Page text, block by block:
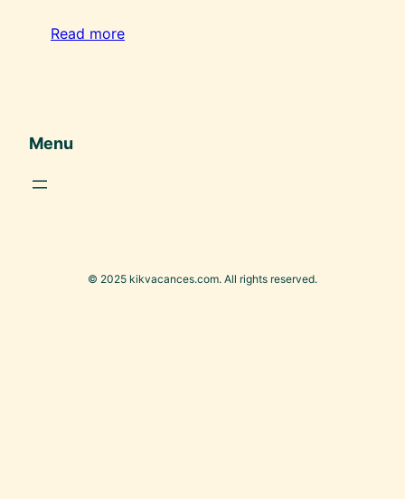
Read more
Menu
© 2025 kikvacances.com. All rights reserved.